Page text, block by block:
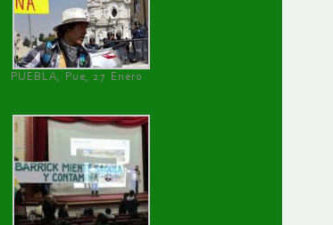
PUEBLA, Pue, 27 Enero